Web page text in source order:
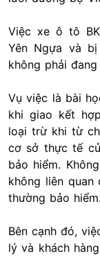
Việc xe ô tô
Yên Ngựa và
không phải
Vụ việc là bài
khi giao kết
loại trừ khi từ
cơ sở thực tế
bảo hiểm.
không liên
thường bảo hiểm.
Bên cạnh đó,
lý và khách